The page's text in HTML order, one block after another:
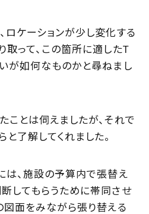
ロケーションが少し変化する
取って、この箇所に適したT
が如何なものかと尋ねまし
ことは伺えましたが、それで
了解してくれました。
は、施設の予算内で張替え
してもらうために帯同させ
図面をみながら張り替える